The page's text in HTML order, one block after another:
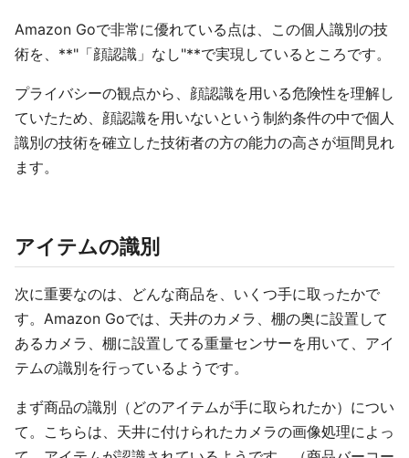
Amazon Goで非常に優れている点は、この個人識別の技
術を、**"「顔認識」なし"**で実現しているところです。
プライバシーの観点から、顔認識を用いる危険性を理解し
ていたため、顔認識を用いないという制約条件の中で個人
識別の技術を確立した技術者の方の能力の高さが垣間見れ
ます。
アイテムの識別
次に重要なのは、どんな商品を、いくつ手に取ったかで
す。Amazon Goでは、天井のカメラ、棚の奥に設置して
あるカメラ、棚に設置してる重量センサーを用いて、アイ
テムの識別を行っているようです。
まず商品の識別（どのアイテムが手に取られたか）につい
て。こちらは、天井に付けられたカメラの画像処理によっ